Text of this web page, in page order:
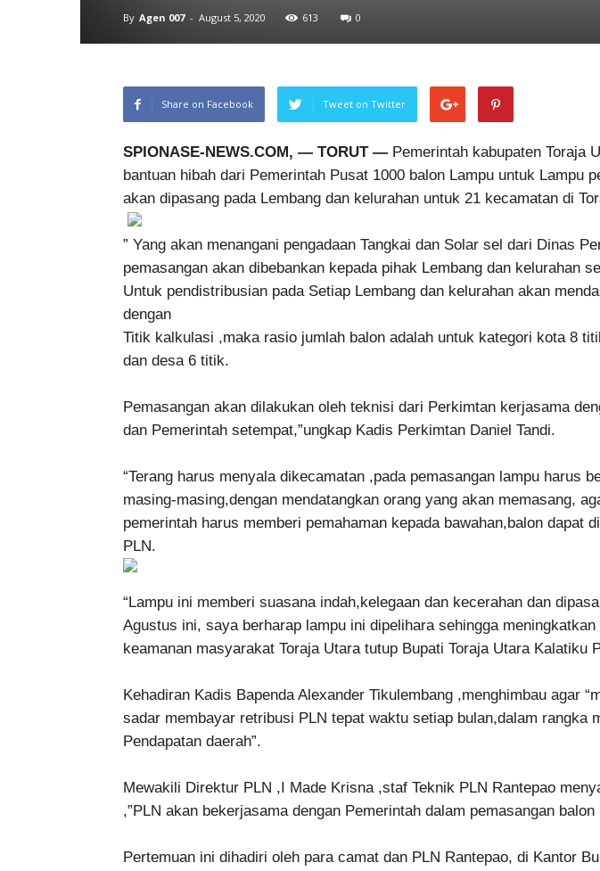
By Agen 007 - August 5, 2020 613 0
Share on Facebook Tweet on Twitter
SPIONASE-NEWS.COM, — TORUT — Pemerintah kabupaten Toraja
bantuan hibah dari Pemerintah Pusat 1000 balon Lampu untuk Lampu
akan dipasang pada Lembang dan kelurahan untuk 21 kecamatan di
” Yang akan menangani pengadaan Tangkai dan Solar sel dari Dinas
pemasangan akan dibebankan kepada pihak Lembang dan kelurahan
Untuk pendistribusian pada Setiap Lembang dan kelurahan akan
dengan
Titik kalkulasi ,maka rasio jumlah balon adalah untuk kategori kota 8
dan desa 6 titik.
Pemasangan akan dilakukan oleh teknisi dari Perkimtan kerjasama
dan Pemerintah setempat,”ungkap Kadis Perkimtan Daniel Tandi.
“Terang harus menyala dikecamatan ,pada pemasangan lampu harus
masing-masing,dengan mendatangkan orang yang akan memasang,
pemerintah harus memberi pemahaman kepada bawahan,balon dapat
PLN.
“Lampu ini memberi suasana indah,kelegaan dan kecerahan dan
Agustus ini, saya berharap lampu ini dipelihara sehingga
keamanan masyarakat Toraja Utara tutup Bupati Toraja Utara Kalatiku
Kehadiran Kadis Bapenda Alexander Tikulembang ,menghimbau agar
sadar membayar retribusi PLN tepat waktu setiap bulan,dalam rangka
Pendapatan daerah”.
Mewakili Direktur PLN ,I Made Krisna ,staf Teknik PLN Rantepao
,”PLN akan bekerjasama dengan Pemerintah dalam pemasangan
Pertemuan ini dihadiri oleh para camat dan PLN Rantepao, di Kantor